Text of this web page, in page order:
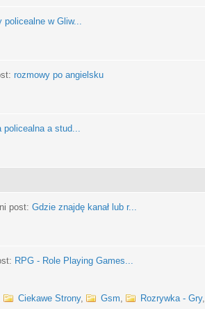
policealne w Gliw...
rozmowy po angielsku
policealna a stud...
post: Gdzie znajdę kanał lub r...
RPG - Role Playing Games...
Ciekawe Strony, Gsm, Rozrywka - Gry,